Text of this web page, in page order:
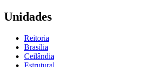
Unidades
Reitoria
Brasília
Ceilândia
Estrutural